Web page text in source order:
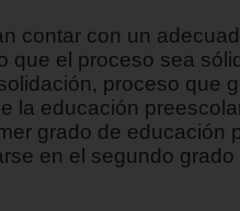
contar con un
que el proceso sea
proceso que
la educación
grado de educación
en el segundo